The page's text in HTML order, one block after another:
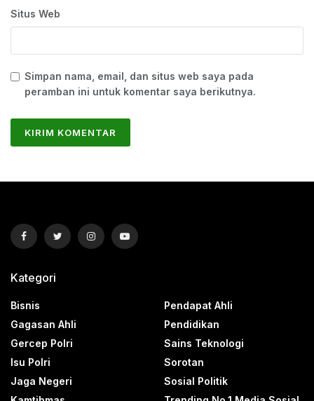
Situs Web
Simpan nama, email, dan situs web saya pada
peramban ini untuk komentar saya berikutnya.
Kategori
Bisnis
Gagasan Ahli
Gercep Polri
Isu Polri
Jaga Negeri
Pendapat Ahli
Pendidikan
Sains Teknologi
Sorotan
Sosial Politik